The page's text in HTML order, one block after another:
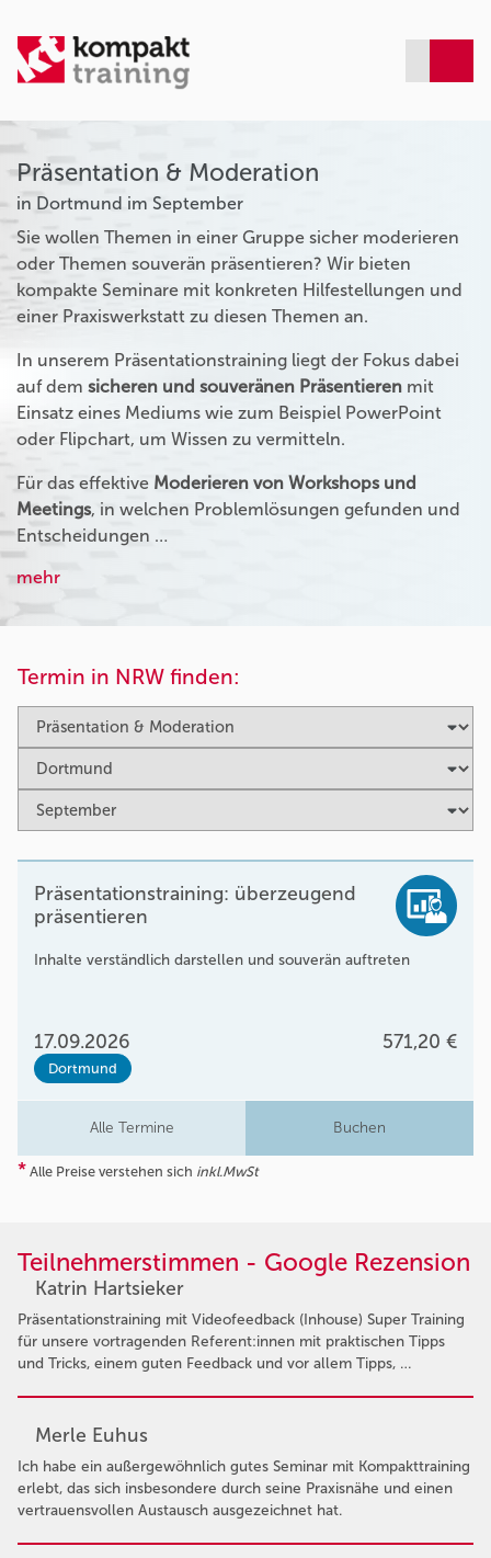
Präsentation & Moderation
in Dortmund im September
Sie wollen Themen in einer Gruppe sicher moderieren
oder Themen souverän präsentieren? Wir bieten
kompakte Seminare mit konkreten Hilfestellungen und
einer Praxiswerkstatt zu diesen Themen an.
In unserem Präsentationstraining liegt der Fokus dabei
auf dem sicheren und souveränen Präsentieren mit
Einsatz eines Mediums wie zum Beispiel PowerPoint
oder Flipchart, um Wissen zu vermitteln.
Für das effektive Moderieren von Workshops und
Meetings, in welchen Problemlösungen gefunden und
Entscheidungen …
mehr
Termin in NRW finden:
Präsentationstraining: überzeugend
präsentieren
Inhalte verständlich darstellen und souverän auftreten
17.09.2026 571,20 €
Dortmund
Alle Termine Buchen
* Alle Preise verstehen sich inkl.MwSt
Teilnehmerstimmen - Google Rezension
Katrin Hartsieker
Präsentationstraining mit Videofeedback (Inhouse) Super Training
für unsere vortragenden Referent:innen mit praktischen Tipps
und Tricks, einem guten Feedback und vor allem Tipps, …
Merle Euhus
Ich habe ein außergewöhnlich gutes Seminar mit Kompakttraining
erlebt, das sich insbesondere durch seine Praxisnähe und einen
vertrauensvollen Austausch ausgezeichnet hat.